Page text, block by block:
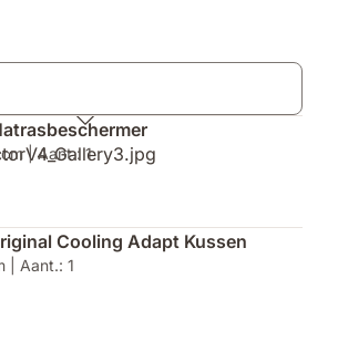
| Aant.: 1
Cooling Adapt Kussen
| Aant.: 1